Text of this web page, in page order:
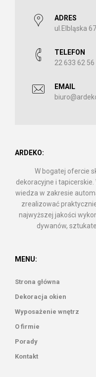
ADRES
ul.Elbląska
TELEFON
22 633 62 56
EMAIL
ARDEKO:
W bogatej ofercie
dekoracyjne i
wiedza w zakresie
zrealizować
najwyższej jakości
dywanów,
MENU:
Strona główna
Dekoracja okien
Wyposażenie wnętrz
O firmie
Porady
Kontakt